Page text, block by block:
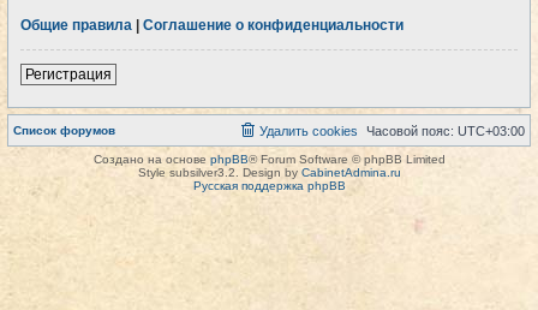
Общие правила
Соглашение о конфиденциальности
Регистрация
Список форумов Часовой пояс: UTC+03:00
Удалить cookies
Создано на основе phpBB® Forum Software © phpBB Limited
Style subsilver3.2. Design by CabinetAdmina.ru
Русская поддержка phpBB